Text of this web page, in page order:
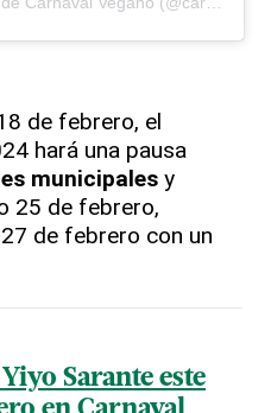
de febrero, el
hará una pausa
municipales y
25 de febrero,
de febrero con un
Sarante este